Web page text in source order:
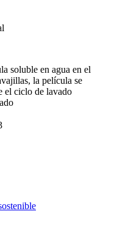
soluble en agua en el
la película se
el ciclo de lavado